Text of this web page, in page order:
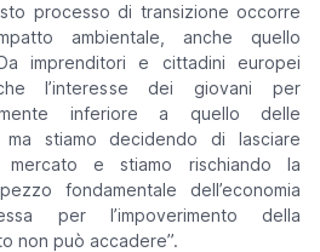
processo di transizione occorre
ambientale, anche quello
imprenditori e cittadini europei
l’interesse dei giovani per
inferiore a quello delle
ma stiamo decidendo di lasciare
e stiamo rischiando la
fondamentale dell’economia
per l’impoverimento della
non può accadere”.